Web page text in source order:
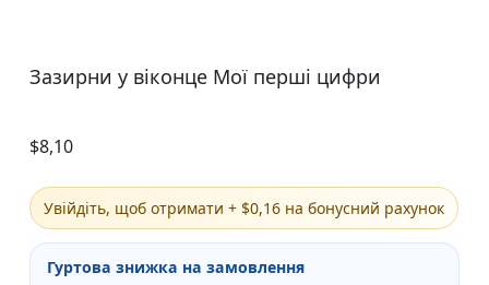
Зазирни у віконце Мої перші цифри
$8,10
Увійдіть, щоб отримати + $0,16 на бонусний рахунок
Гуртова знижка на замовлення